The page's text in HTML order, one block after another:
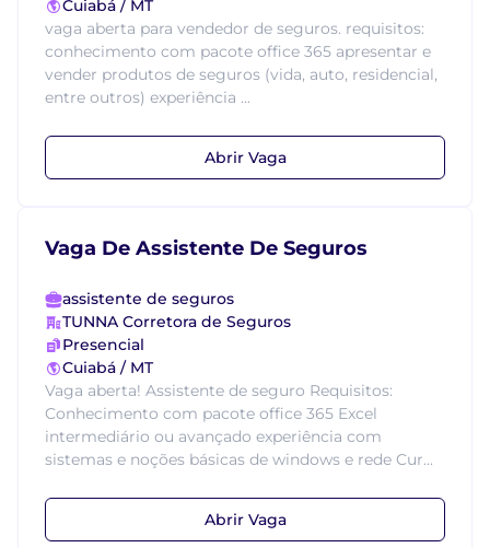
Cuiabá / MT
vaga aberta para vendedor de seguros. requisitos:
conhecimento com pacote office 365 apresentar e
vender produtos de seguros (vida, auto, residencial,
entre outros) experiência ...
Abrir Vaga
Vaga De Assistente De Seguros
assistente de seguros
TUNNA Corretora de Seguros
Presencial
Cuiabá / MT
Vaga aberta! Assistente de seguro Requisitos:
Conhecimento com pacote office 365 Excel
intermediário ou avançado experiência com
sistemas e noções básicas de windows e rede Cur...
Abrir Vaga